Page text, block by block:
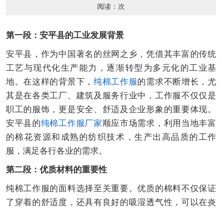
阅读： 次
第一段：安平县的工业发展背景
安平县，作为中国著名的丝网之乡，凭借其丰富的传统
工艺与现代化生产能力，逐渐转型为多元化的工业基
地。在这样的背景下， 纯棉工作服的需求不断增长，尤
其是在各类工厂、建筑及服务行业中，工作服不仅仅是
职工的服饰，更是安全、舒适及企业形象的重要体现。
安平县的纯棉工作服厂家顺应市场需求，利用当地丰富
的棉花资源和成熟的纺织技术，生产出高品质的工作
服，满足各行各业的需求。
第二段：优质材料的重要性
纯棉工作服的面料选择至关重要。优质的棉料不仅保证
了穿着的舒适度，还具有良好的吸湿透气性，可以在炎